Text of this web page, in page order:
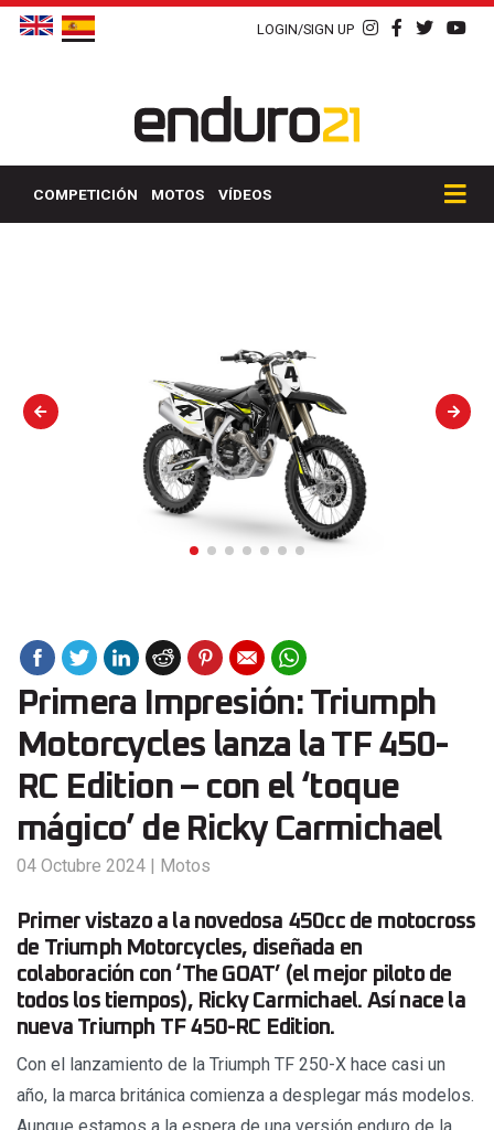
LOGIN/SIGN UP
COMPETICIÓN MOTOS VÍDEOS
Primera Impresión: Triumph
Motorcycles lanza la TF 450-
RC Edition – con el ‘toque
mágico’ de Ricky Carmichael
04 Octubre 2024 | Motos
Primer vistazo a la novedosa 450cc de motocross
de Triumph Motorcycles, diseñada en
colaboración con ‘The GOAT’ (el mejor piloto de
todos los tiempos), Ricky Carmichael. Así nace la
nueva Triumph TF 450-RC Edition.
Con el lanzamiento de la Triumph TF 250-X hace casi un
año, la marca británica comienza a desplegar más modelos.